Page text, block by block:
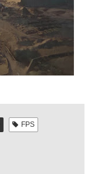
FPS